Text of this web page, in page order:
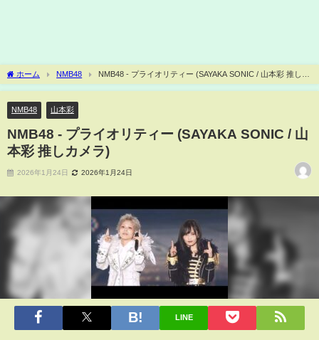
ホーム NMB48
NMB48 - プライオリティー (SAYAKA SONIC / 山本彩 推しカ
メラ)
NMB48 山本彩
NMB48 - プライオリティー (SAYAKA SONIC / 山
本彩 推しカメラ)
2026年1月24日 2026年1月24日
LINE